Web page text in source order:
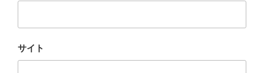
サイト